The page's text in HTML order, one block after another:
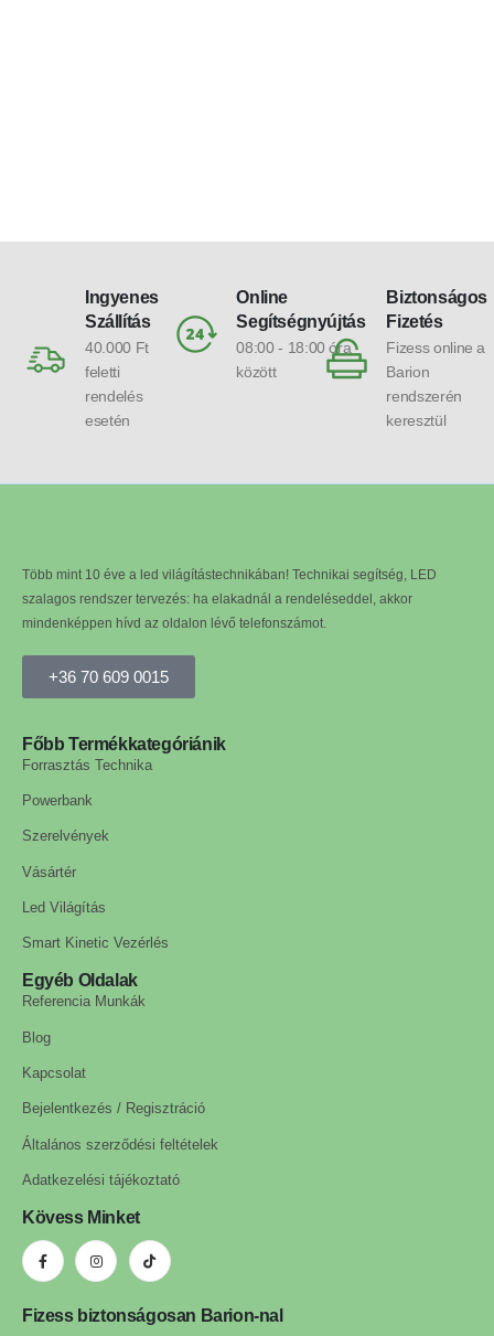
Ingyenes
Szállítás
40.000 Ft
feletti
rendelés
esetén
Online
Segítségnyújtás
08:00 - 18:00 óra
között
Biztonságos
Fizetés
Fizess online a
Barion
rendszerén
keresztül
Több mint 10 éve a led világítástechnikában! Technikai segítség, LED
szalagos rendszer tervezés: ha elakadnál a rendeléseddel, akkor
mindenképpen hívd az oldalon lévő telefonszámot.
+36 70 609 0015
Főbb Termékkategóriánik
Forrasztás Technika
Powerbank
Szerelvények
Vásártér
Led Világítás
Smart Kinetic Vezérlés
Egyéb Oldalak
Referencia Munkák
Blog
Kapcsolat
Bejelentkezés / Regisztráció
Általános szerződési feltételek
Adatkezelési tájékoztató
Kövess Minket
Fizess biztonságosan Barion-nal